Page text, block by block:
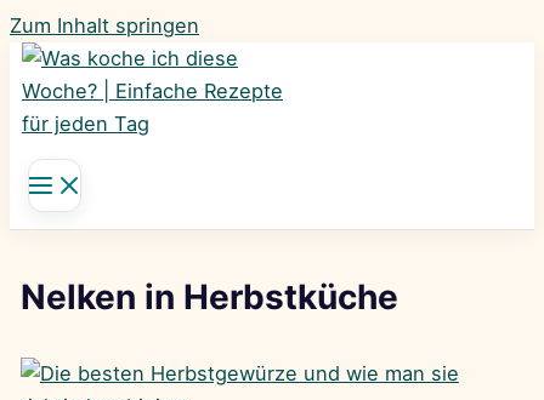
Zum Inhalt springen
Nelken in Herbstküche